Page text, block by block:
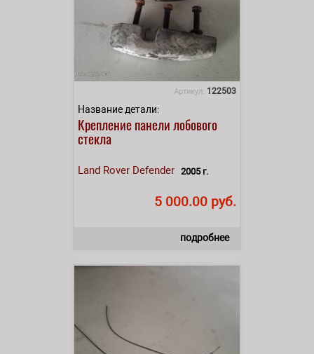
Артикул: 122503
Название детали:
Крепление панели лобового
стекла
Land Rover Defender 2005 г.
5 000.00 руб.
подробнее